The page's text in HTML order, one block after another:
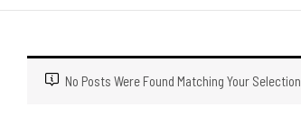
No Posts Were Found Matching Your Selection.